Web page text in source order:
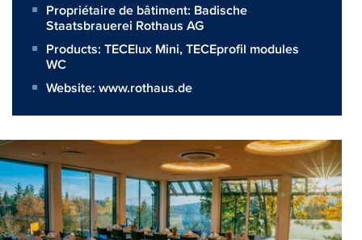
Propriétaire de bâtiment: Badische
Staatsbrauerei Rothaus AG
Products: TECElux Mini,TECEprofil modules
WC
Website: www.rothaus.de